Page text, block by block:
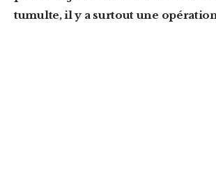
tumulte, il y a surtout une